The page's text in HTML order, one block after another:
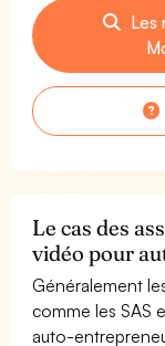
Les
Le cas des
vidéo pour
Généralement
comme les SAS
auto-